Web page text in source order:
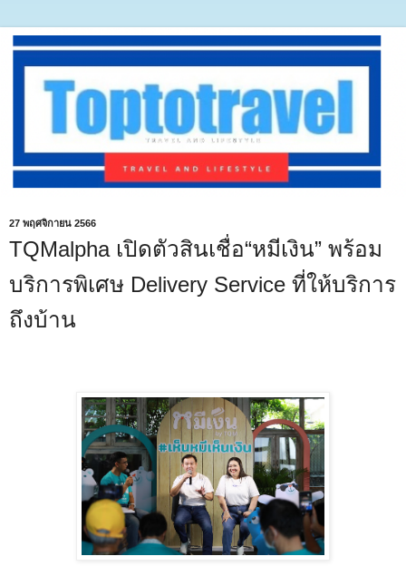
27 พฤศจิกายน 2566
TQMalpha เปิดตัวสินเชื่อ“หมีเงิน” พร้อม
บริการพิเศษ Delivery Service ที่ให้บริการ
ถึงบ้าน